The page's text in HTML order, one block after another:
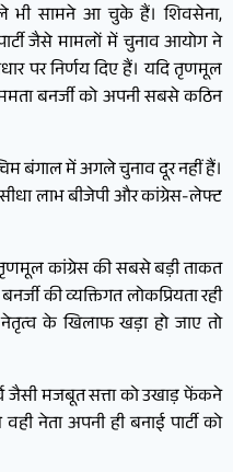
भी सामने आ चुके हैं। शिवसेना,
पार्टी जैसे मामलों में चुनाव आयोग ने
पर निर्णय दिए हैं। यदि तृणमूल
बनर्जी को अपनी सबसे कठिन
बंगाल में अगले चुनाव दूर नहीं हैं।
सीधा लाभ बीजेपी और कांग्रेस-लेफ्ट
कांग्रेस की सबसे बड़ी ताकत
की व्यक्तिगत लोकप्रियता रही
के खिलाफ खड़ा हो जाए तो
जैसी मजबूत सत्ता को उखाड़ फेंकने
नेता अपनी ही बनाई पार्टी को